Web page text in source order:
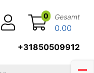
+31850509912
0 Gesamt
0.00